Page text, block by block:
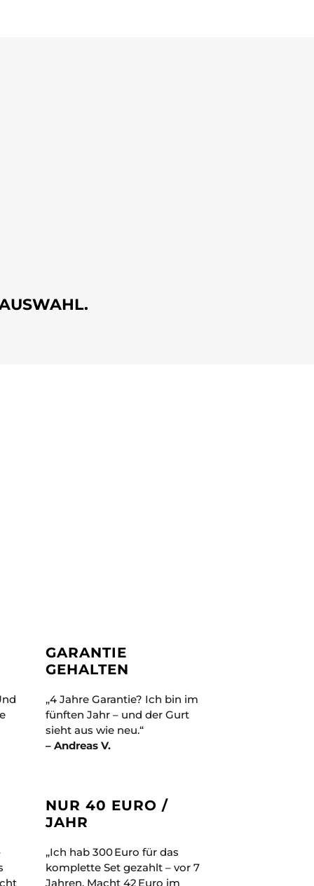
GARANTIE
GEHALTEN
„4 Jahre Garantie? Ich bin im
fünften Jahr – und der Gurt
sieht aus wie neu.“
– Andreas V.
NUR 40 EURO /
JAHR
„Ich hab 300 Euro für das
komplette Set gezahlt – vor 7
Jahren. Macht 42 Euro im